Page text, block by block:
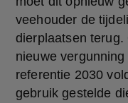
veehouder de
dierplaatsen
nieuwe
referentie 2030
gebruik gestelde